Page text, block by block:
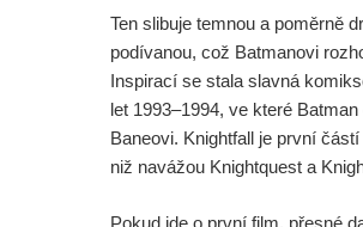
Ten slibuje temnou a poměrně
podívanou, což Batmanovi
Inspirací se stala slavná
let 1993–1994, ve které
Baneovi. Knightfall je první částí
niž navážou Knightquest a
Pokud jde o první film, přesné